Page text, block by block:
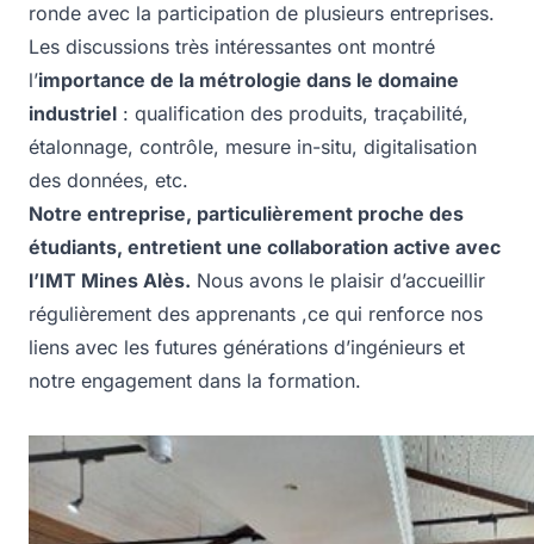
ronde avec la participation de plusieurs entreprises.
Les discussions très intéressantes ont montré
l’importance de la métrologie dans le domaine
industriel : qualification des produits, traçabilité,
étalonnage, contrôle, mesure in-situ, digitalisation
des données, etc.
Notre entreprise, particulièrement proche des
étudiants, entretient une collaboration active avec
l’IMT Mines Alès. Nous avons le plaisir d’accueillir
régulièrement des apprenants ,ce qui renforce nos
liens avec les futures générations d’ingénieurs et
notre engagement dans la formation.